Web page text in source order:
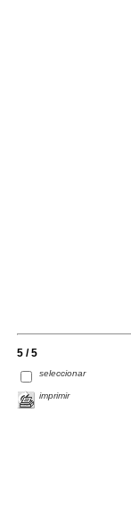
5 / 5
seleccionar
imprimir